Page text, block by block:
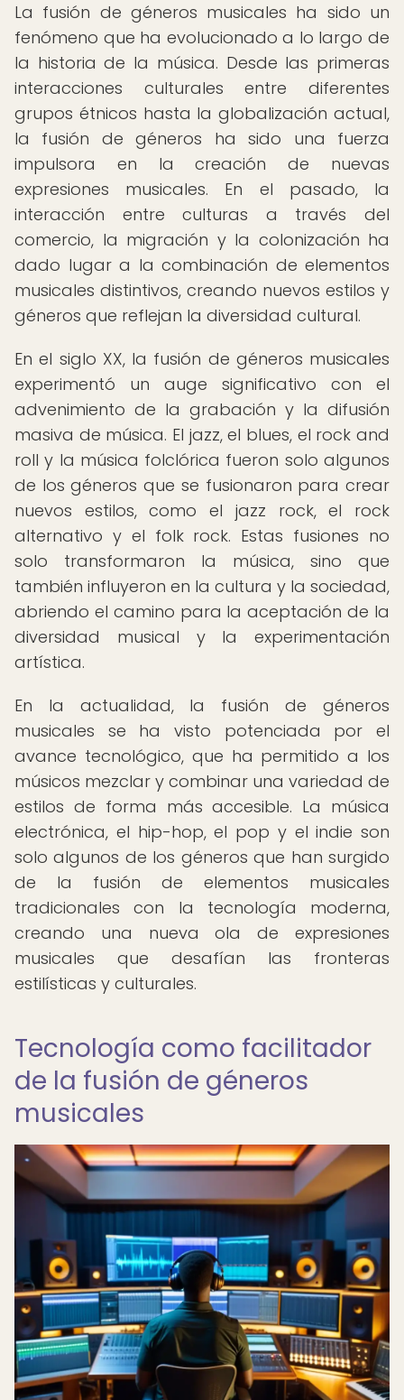
La fusión de géneros musicales ha sido un
fenómeno que ha evolucionado a lo largo de
la historia de la música. Desde las primeras
interacciones culturales entre diferentes
grupos étnicos hasta la globalización actual,
la fusión de géneros ha sido una fuerza
impulsora en la creación de nuevas
expresiones musicales. En el pasado, la
interacción entre culturas a través del
comercio, la migración y la colonización ha
dado lugar a la combinación de elementos
musicales distintivos, creando nuevos estilos y
géneros que reflejan la diversidad cultural.
En el siglo XX, la fusión de géneros musicales
experimentó un auge significativo con el
advenimiento de la grabación y la difusión
masiva de música. El jazz, el blues, el rock and
roll y la música folclórica fueron solo algunos
de los géneros que se fusionaron para crear
nuevos estilos, como el jazz rock, el rock
alternativo y el folk rock. Estas fusiones no
solo transformaron la música, sino que
también influyeron en la cultura y la sociedad,
abriendo el camino para la aceptación de la
diversidad musical y la experimentación
artística.
En la actualidad, la fusión de géneros
musicales se ha visto potenciada por el
avance tecnológico, que ha permitido a los
músicos mezclar y combinar una variedad de
estilos de forma más accesible. La música
electrónica, el hip-hop, el pop y el indie son
solo algunos de los géneros que han surgido
de la fusión de elementos musicales
tradicionales con la tecnología moderna,
creando una nueva ola de expresiones
musicales que desafían las fronteras
estilísticas y culturales.
Tecnología como facilitador
de la fusión de géneros
musicales